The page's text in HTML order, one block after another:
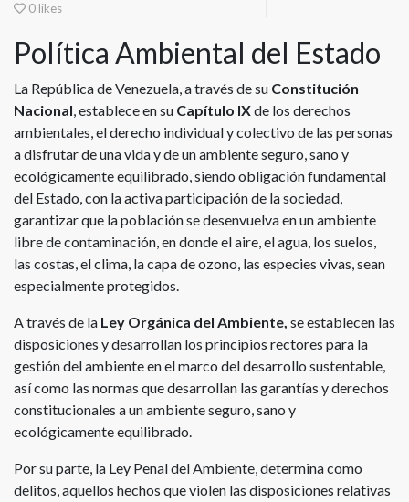
0 likes
Política Ambiental del Estado
La República de Venezuela, a través de su Constitución
Nacional, establece en su Capítulo IXde los derechos
ambientales, el derecho individual y colectivo de las personas
a disfrutar de una vida y de un ambiente seguro, sano y
ecológicamente equilibrado, siendo obligación fundamental
del Estado, con la activa participación de la sociedad,
garantizar que la población se desenvuelva en un ambiente
libre de contaminación, en donde el aire, el agua, los suelos,
las costas, el clima, la capa de ozono, las especies vivas, sean
especialmente protegidos.
A través de la Ley Orgánica del Ambiente, se establecen las
disposiciones y desarrollan los principios rectores para la
gestión del ambiente en el marco del desarrollo sustentable,
así como las normas que desarrollan las garantías y derechos
constitucionales a un ambiente seguro, sano y
ecológicamente equilibrado.
Por su parte, la Ley Penal del Ambiente, determina como
delitos, aquellos hechos que violen las disposiciones relativas